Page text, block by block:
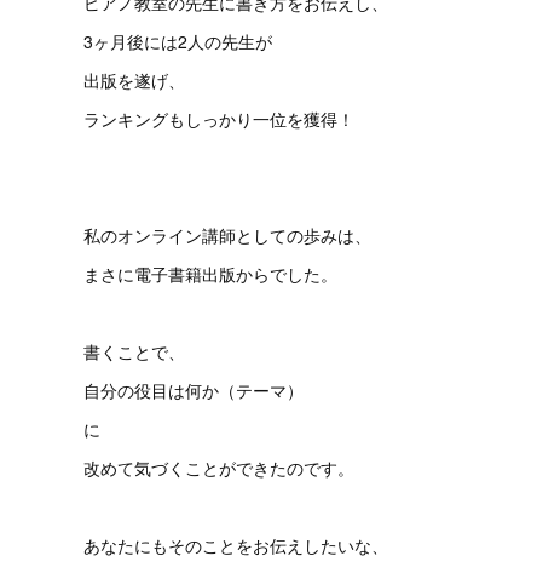
3ヶ月後には2人の先生が
出版を遂げ、
ランキングもしっかり一位を獲得！
私のオンライン講師としての歩みは、
まさに電子書籍出版からでした。
書くことで、
自分の役目は何か（テーマ）
に
改めて気づくことができたのです。
あなたにもそのことをお伝えしたいな、